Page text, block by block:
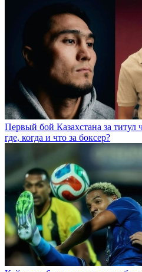
Первый бой Казахстана за титул
где, когда и что за боксер?